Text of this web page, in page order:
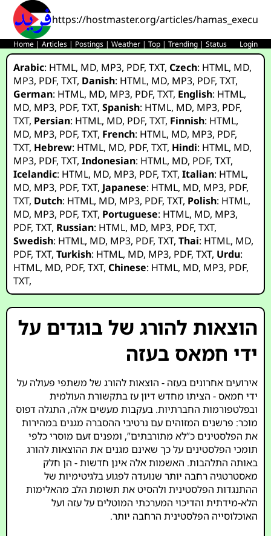
https://hostmaster.org/articles/
Home |Articles | Postings |Weather |Top |Trending |Status Login
Arabic: HTML, MD, MP3, PDF,TXT,Czech: HTML, MD,
MP3, PDF,TXT, Danish: HTML, MD, MP3, PDF,TXT,
German: HTML, MD, MP3, PDF,TXT, English: HTML,
MD, MP3, PDF,TXT,Spanish: HTML, MD, MP3, PDF,
TXT, Persian: HTML, MD, PDF,TXT, Finnish: HTML,
MD, MP3, PDF,TXT, French: HTML, MD, MP3, PDF,
TXT, Hebrew: HTML, MD, PDF,TXT, Hindi: HTML, MD,
MP3, PDF,TXT,Indonesian: HTML, MD, PDF,TXT,
Icelandic: HTML, MD, MP3, PDF,TXT,Italian: HTML,
MD, MP3, PDF,TXT, Japanese: HTML, MD, MP3, PDF,
TXT, Dutch: HTML, MD, MP3, PDF,TXT, Polish: HTML,
MD, MP3, PDF,TXT, Portuguese: HTML, MD, MP3,
PDF,TXT, Russian: HTML, MD, MP3, PDF,TXT,
Swedish: HTML, MD, MP3, PDF,TXT,Thai: HTML, MD,
PDF,TXT,Turkish: HTML, MD, MP3, PDF,TXT, Urdu:
HTML, MD, PDF,TXT,Chinese: HTML, MD, MP3, PDF,
TXT,
הוצאות להורג של בוגדים על
ידי חמאס בעזה
אירועים אחרונים בעזה - הוצאות להורג של משתפי פעולה על
ידי חמאס - הציתו מחדש דיון עז בתקשורת העולמית
ובפלטפורמות החברתיות. בעקבות מעשים אלה, התגלה דפוס
מוכר: פרשנים המזוהים עם נרטיבי ההסברה מגנים במהירות
את הפלסטינים כ”לא מתורבתים”, ומפנים זעם מוסרי כלפי
תומכי הפלסטינים על כך שאינם מגנים את ההוצאות להורג
באותה התלהבות. האשמות אלה אינן חדשות - הן חלק
מאסטרטגיה רחבה יותר שנועדה לפגוע בלגיטימיות של
ההתנגדות הפלסטינית ולהסיט את תשומת הלב מהאלימות
הלא-מידתית והדיכוי המערכתי המוטלים על עזה ועל
האוכלוסייה הפלסטינית הרחבה יותר.